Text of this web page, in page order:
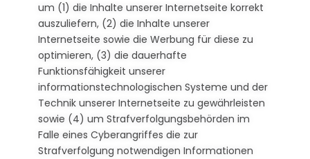
um (1) die Inhalte unserer Internetseite korrekt
auszuliefern, (2) die Inhalte unserer
Internetseite sowie die Werbung für diese zu
optimieren, (3) die dauerhafte
Funktionsfähigkeit unserer
informationstechnologischen Systeme und der
Technik unserer Internetseite zu gewährleisten
sowie (4) um Strafverfolgungsbehörden im
Falle eines Cyberangriffes die zur
Strafverfolgung notwendigen Informationen